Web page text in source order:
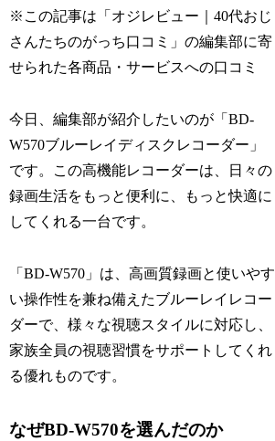
※この記事は「オジレビュー｜40代おじ
さんたちのがっち口コミ」の編集部に寄
せられた各商品・サービスへの口コミ
今日、編集部が紹介したいのが「BD-
W570ブルーレイディスクレコーダー」
です。この高機能レコーダーは、日々の
録画生活をもっと便利に、もっと快適に
してくれる一台です。
「BD-W570」は、高画質録画と使いやす
い操作性を兼ね備えたブルーレイレコー
ダーで、様々な視聴スタイルに対応し、
家族全員の視聴習慣をサポートしてくれ
る優れものです。
なぜBD-W570を選んだのか